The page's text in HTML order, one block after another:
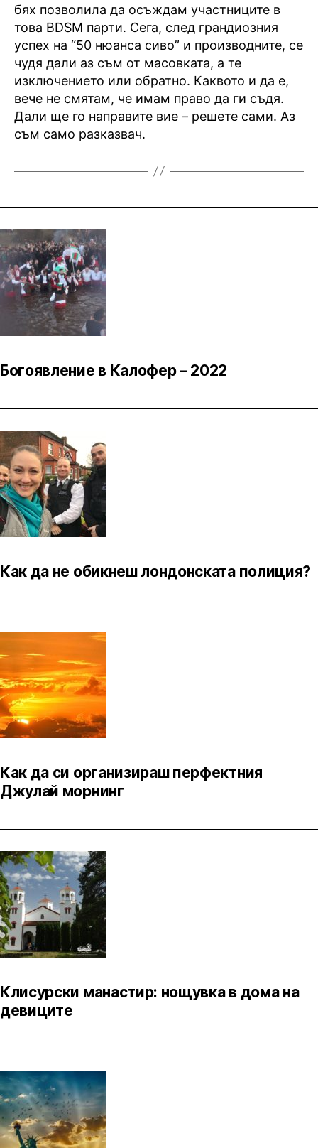
бях позволила да осъждам участниците в
това BDSM парти. Сега, след грандиозния
успех на “50 нюанса сиво” и производните, се
чудя дали аз съм от масовката, а те
изключението или обратно. Каквото и да е,
вече не смятам, че имам право да ги съдя.
Дали ще го направите вие – решете сами. Аз
съм само разказвач.
Богоявление в Калофер – 2022
Как да не обикнеш лондонската полиция?
Как да си организираш перфектния
Джулай морнинг
Клисурски манастир: нощувка в дома на
девиците